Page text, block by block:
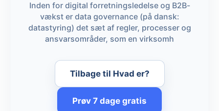
Inden for digital forretningsledelse og B2B-
vækst er data governance (på dansk:
datastyring) det sæt af regler, processer og
ansvarsområder, som en virksomh
Tilbage til Hvad er?
Prøv 7 dage gratis